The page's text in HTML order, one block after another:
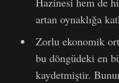
artan oynaklığa
Zorlu ekonomik
bu döngüdeki en
kaydetmiştir.